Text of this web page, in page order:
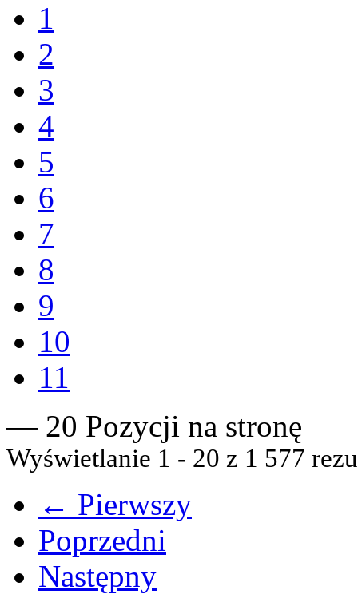
1
2
3
4
5
6
7
8
9
10
11
— 20 Pozycji na stronę
Wyświetlanie 1 - 20 z 1 577
← Pierwszy
Poprzedni
Następny